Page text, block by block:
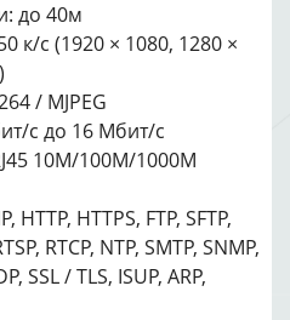
до 40м
к/с (1920 × 1080, 1280 ×
/ MJPEG
с до 16 Мбит/с
10M/100M/1000M
HTTPS, FTP, SFTP,
RTCP, NTP, SMTP, SNMP,
SSL / TLS, ISUP, ARP,